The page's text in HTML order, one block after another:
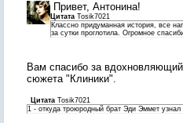
Привет, Антонина!
Цитата Tosik7021
Классно придуманная история, все
за сутки проглотила. Огромное
Вам спасибо за
сюжета "Клиники".
Цитата Tosik7021
1 - откуда троюродный брат Эди Эммет